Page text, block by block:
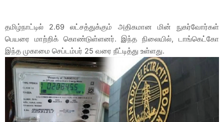
தமிழ்நாட்டில் 2.69 லட்சத்துக்கும் அதிகமான மின் நுகர்வோர்கள்
பெயரை மாற்றிக் கொண்டுள்ளனர். இந்த நிலையில், டாங்கெட்கோ
இந்த முகாமை செப்டம்பர் 25 வரை நீட்டித்து உள்ளது.